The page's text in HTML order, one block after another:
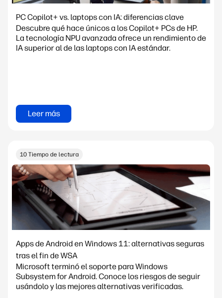
PC Copilot+ vs. laptops con IA: diferencias clave
Descubre qué hace únicos a los Copilot+ PCs de HP.
La tecnología NPU avanzada ofrece un rendimiento de
IA superior al de las laptops con IA estándar.
Leer más
10 Tiempo de lectura
Apps de Android en Windows 11: alternativas seguras
tras el fin de WSA
Microsoft terminó el soporte para Windows
Subsystem for Android. Conoce los riesgos de seguir
usándolo y las mejores alternativas verificadas.